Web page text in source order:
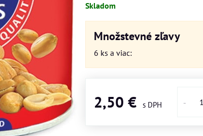
Skladom
Množstevné zľavy
6 ks a viac:
2,50 €